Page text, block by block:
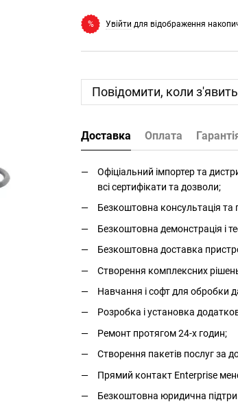
% Увійти для відображення
Повідомити, коли
Доставка Оплата
Офіціальний імпортер та
всі сертифікати та дозволи;
Безкоштовна консультація та
Безкоштовна демонстрація і
Безкоштовна доставка
Створення комплексних рішень
Навчання і софт для обробки
Розробка і установка
Ремонт протягом 24-х годин;
Створення пакетів послуг за
Прямий контакт Enterprise
Безкоштовна юридична